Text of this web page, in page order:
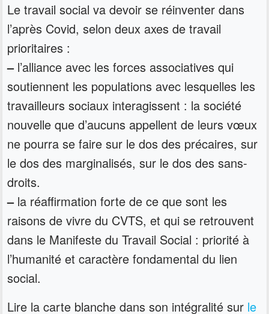
Le travail social va devoir se réinventer dans
l’après Covid, selon deux axes de travail
prioritaires :
–l’alliance avec les forces associatives qui
soutiennent les populations avec lesquelles les
travailleurs sociaux interagissent : la société
nouvelle que d’aucuns appellent de leurs vœux
ne pourra se faire sur le dos des précaires, sur
le dos des marginalisés, sur le dos des sans-
droits.
–la réaffirmation forte de ce que sont les
raisons de vivre du CVTS, et qui se retrouvent
dans le Manifeste du Travail Social : priorité à
l’humanité et caractère fondamental du lien
social.
Lire la carte blanche dans son intégralité sur le